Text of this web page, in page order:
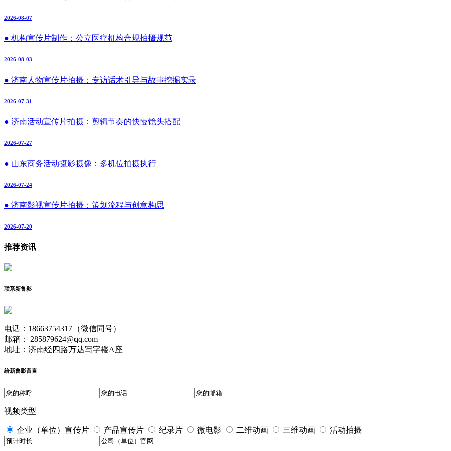
2026-08-07
● 机构宣传片制作：公立医疗机构合规拍摄规范
2026-08-03
● 济南人物宣传片拍摄：专访话术引导与故事挖掘实录
2026-07-31
● 济南活动宣传片拍摄：剪辑节奏的快慢镜头搭配
2026-07-27
● 山东商务活动摄影摄像：多机位拍摄执行
2026-07-24
● 济南影视宣传片拍摄：策划流程与创意构思
2026-07-20
推荐资讯
联系新鲁影
电话：18663754317（微信同号）
邮箱： 285879624@qq.com
地址：济南经四路万达写字楼A座
给新鲁影留言
视频类型
企业（单位）宣传片 产品宣传片 纪录片 微电影 二维动画 三维动画 活动拍摄